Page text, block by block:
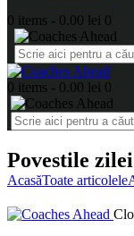
0 items - 0.00 lei 0
0 items - 0.00 lei 0
Povestile
AcasăToate articolele